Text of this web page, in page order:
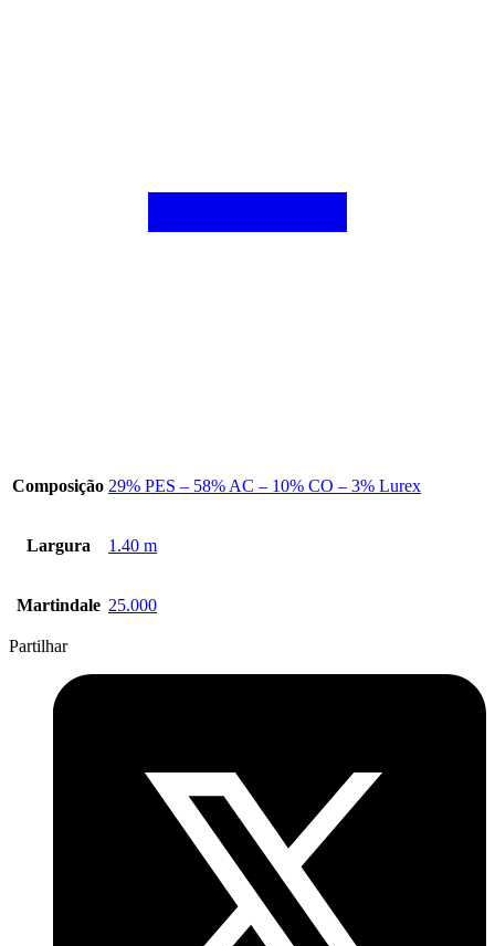
Composição 29% PES – 58% AC – 10% CO – 3% Lurex
Largura 1.40 m
Martindale 25.000
Partilhar